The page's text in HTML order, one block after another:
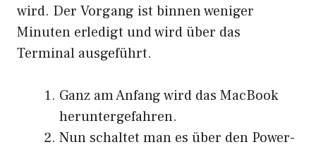
wird. Der Vorgang ist binnen weniger
Minuten erledigt und wird über das
Terminal ausgeführt.
Ganz am Anfang wird das MacBook
heruntergefahren.
Nun schaltet man es über den Power-